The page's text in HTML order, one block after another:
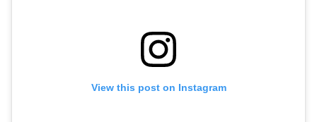
View this post on Instagram